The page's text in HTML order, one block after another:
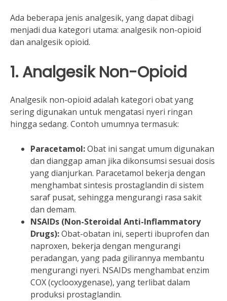
Ada beberapa jenis analgesik, yang dapat dibagi
menjadi dua kategori utama: analgesik non-opioid
dan analgesik opioid.
1. Analgesik Non-Opioid
Analgesik non-opioid adalah kategori obat yang
sering digunakan untuk mengatasi nyeri ringan
hingga sedang. Contoh umumnya termasuk:
Paracetamol:Obat ini sangat umum digunakan
dan dianggap aman jika dikonsumsi sesuai dosis
yang dianjurkan. Paracetamol bekerja dengan
menghambat sintesis prostaglandin di sistem
saraf pusat, sehingga mengurangi rasa sakit
dan demam.
NSAIDs (Non-Steroidal Anti-Inflammatory
Drugs):Obat-obatan ini, seperti ibuprofen dan
naproxen, bekerja dengan mengurangi
peradangan, yang pada gilirannya membantu
mengurangi nyeri. NSAIDs menghambat enzim
COX (cyclooxygenase), yang terlibat dalam
produksi prostaglandin.